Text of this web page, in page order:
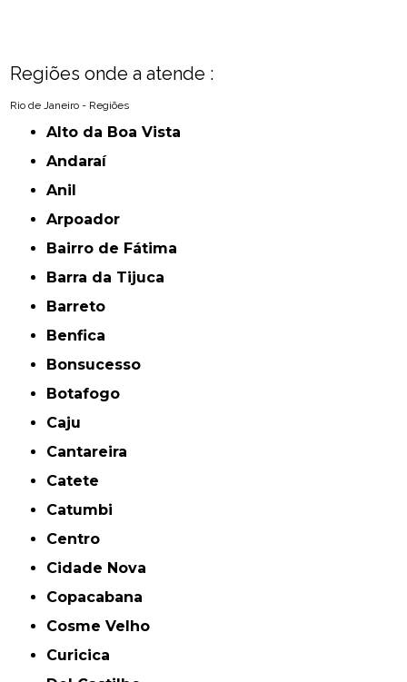
Regiões onde a atende :
Rio de Janeiro - Regiões
Alto da Boa Vista
Andaraí
Anil
Arpoador
Bairro de Fátima
Barra da Tijuca
Barreto
Benfica
Bonsucesso
Botafogo
Caju
Cantareira
Catete
Catumbi
Centro
Cidade Nova
Copacabana
Cosme Velho
Curicica